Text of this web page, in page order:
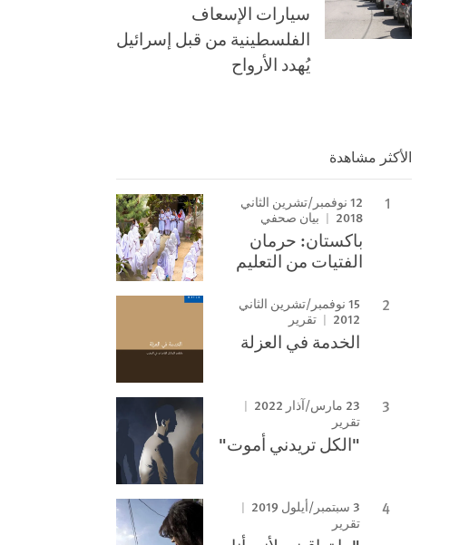
سيارات الإسعاف
الفلسطينية من قبل إسرائيل
يُهدد الأرواح
الأكثر مشاهدة
12 نوفمبر/تشرين الثاني
2018
بيان صحفي
باكستان: حرمان
الفتيات من التعليم
15 نوفمبر/تشرين الثاني
2012
تقرير
الخدمة في العزلة
23 مارس/آذار 2022
تقرير
"الكل تريدني أموت"
3 سبتمبر/أيلول 2019
تقرير